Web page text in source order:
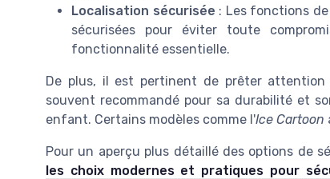
Localisation sécurisée : Les fonctions
sécurisées pour éviter toute
fonctionnalité essentielle.
De plus, il est pertinent de prêter
souvent recommandé pour sa durabilité et
enfant. Certains modèles comme l'Ice Cartoon
Pour un aperçu plus détaillé des options de
les choix modernes et pratiques pour